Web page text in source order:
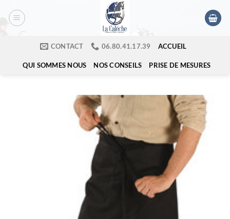
CONTACT ​06.80.41.17.39 ACCUEIL
QUI SOMMES NOUS NOS CONSEILS PRISE DE MESURES